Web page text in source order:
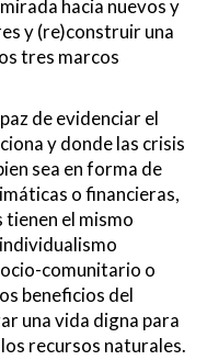
hacia nuevos y
y (re)construir una
tres marcos
de evidenciar el
y donde las crisis
sea en forma de
o financieras,
el mismo
comunitario o
beneficios del
una vida digna para
recursos naturales.